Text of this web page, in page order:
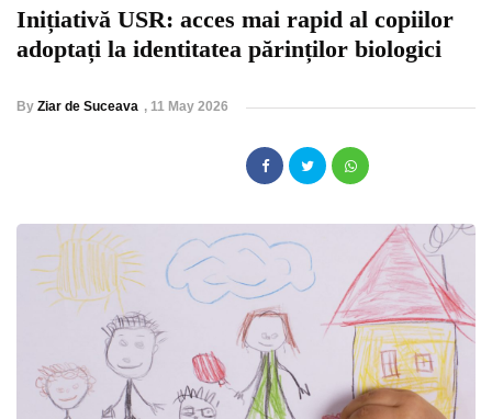
Inițiativă USR: acces mai rapid al copiilor
adoptați la identitatea părinților biologici
By Ziar de Suceava , 11 May 2026